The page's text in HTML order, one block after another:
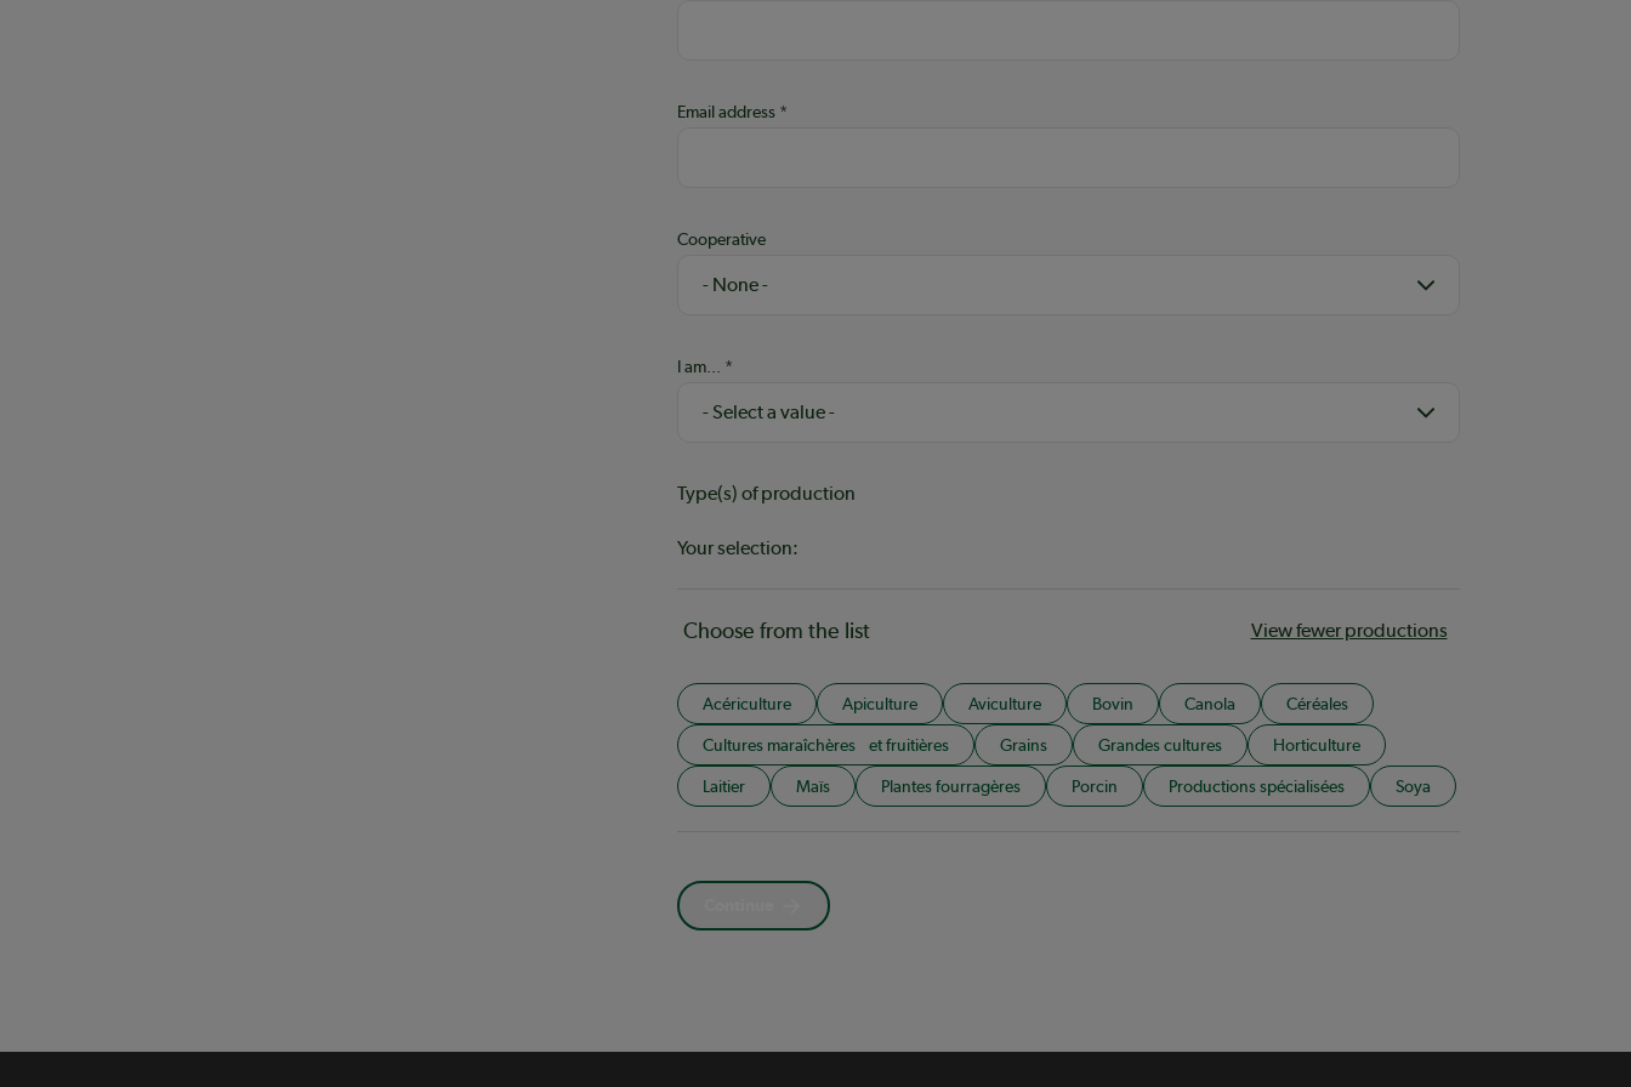
Email address
Cooperative
I am...
Type(s) of production
Your selection:
Choose from the list View fewer productions
Acériculture Apiculture Aviculture Bovin Canola Céréales
Cultures maraîchères et fruitières Grains Grandes cultures Horticulture
Laitier Maïs Plantes fourragères Porcin Productions spécialisées Soya